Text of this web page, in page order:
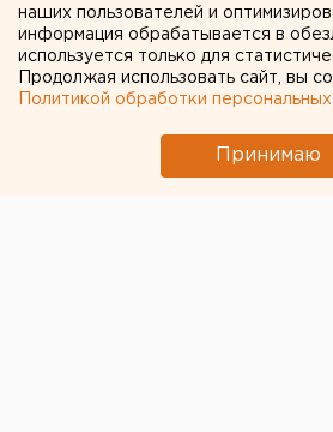
наших пользователей и
информация обрабатывается в
используется только для
Продолжая использовать сайт, вы
Политикой обработки
Принимаю